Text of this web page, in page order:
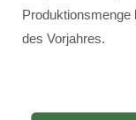
Produktionsmenge
des Vorjahres.